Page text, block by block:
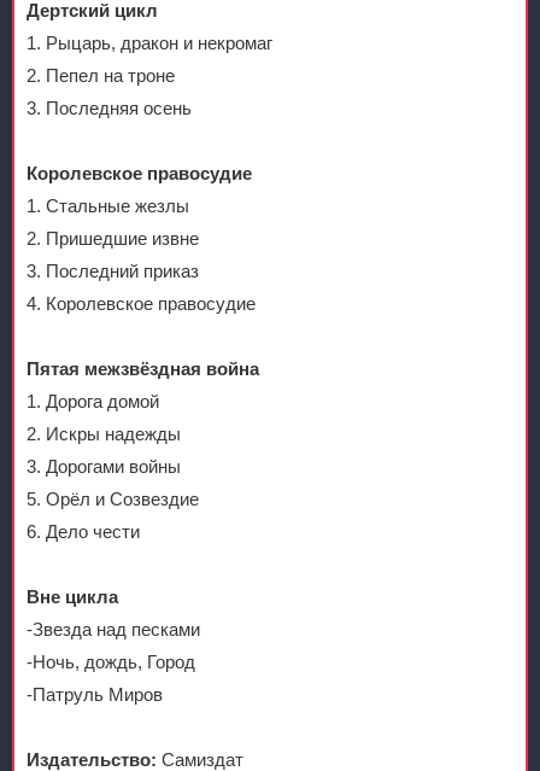
Дертский цикл
1. Рыцарь, дракон и некромаг
2. Пепел на троне
3. Последняя осень
Королевское правосудие
1. Стальные жезлы
2. Пришедшие извне
3. Последний приказ
4. Королевское правосудие
Пятая межзвёздная война
1. Дорога домой
2. Искры надежды
3. Дорогами войны
5. Орёл и Созвездие
6. Дело чести
Вне цикла
-Звезда над песками
-Ночь, дождь, Город
-Патруль Миров
Издательство: Самиздат